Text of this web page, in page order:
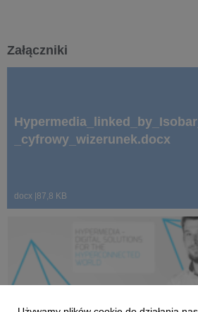
Załączniki
_cyfrowy_wizerunek.docx
docx 87,8 KB